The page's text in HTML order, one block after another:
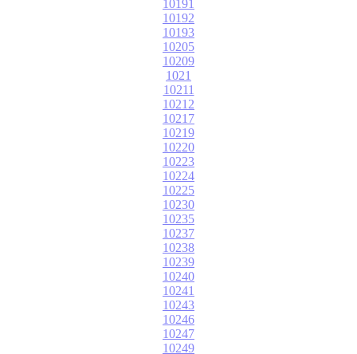
10191
10192
10193
10205
10209
1021
10211
10212
10217
10219
10220
10223
10224
10225
10230
10235
10237
10238
10239
10240
10241
10243
10246
10247
10249